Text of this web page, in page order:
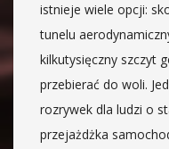
istnieje wiele opcji:
tunelu
kilkutysięczny szczyt
przebierać do woli.
rozrywek dla ludzi o
przejażdżka